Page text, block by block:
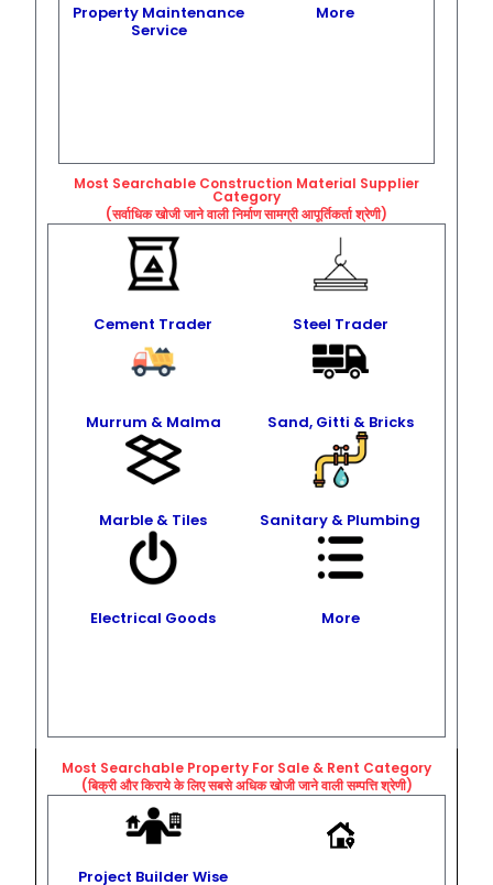
Property Maintenance
Service
More
Most Searchable Construction Material Supplier
Category
(सर्वाधिक खोजी जाने वाली निर्माण सामग्री आपूर्तिकर्ता श्रेणी)
Cement Trader Steel Trader
Murrum & Malma Sand, Gitti & Bricks
Marble & Tiles Sanitary & Plumbing
Electrical Goods More
Most Searchable Property For Sale & Rent Category
(बिक्री और किराये के लिए सबसे अधिक खोजी जाने वाली सम्पत्ति श्रेणी)
Project Builder Wise